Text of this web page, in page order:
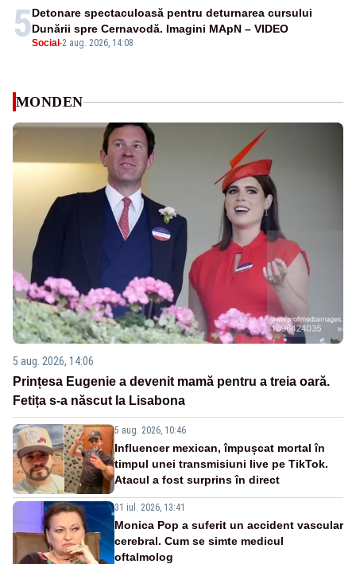
5Social -2 aug. 2026, 14:08
Detonare spectaculoasă pentru deturnarea cursului
Dunării spre Cernavodă. Imagini MApN – VIDEO
MONDEN
5 aug. 2026, 14:06
Prințesa Eugenie a devenit mamă pentru a treia oară.
Fetița s-a născut la Lisabona
5 aug. 2026, 10:46
Influencer mexican, împușcat mortal în
timpul unei transmisiuni live pe TikTok.
Atacul a fost surprins în direct
31 iul. 2026, 13:41
Monica Pop a suferit un accident vascular
cerebral. Cum se simte medicul
oftalmolog